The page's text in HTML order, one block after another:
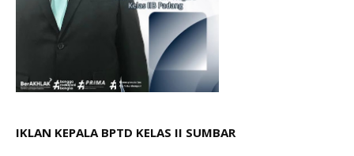
IKLAN KEPALA BPTD KELAS II SUMBAR